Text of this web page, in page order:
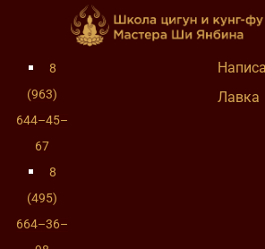
8
(963)
644–45–
67
8
(495)
664–36–
Лавка